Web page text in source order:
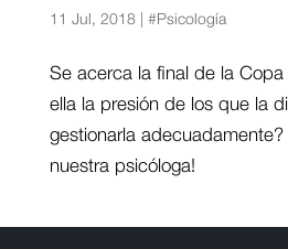
11 Jul, 2018| #Psicología
Se acerca la final de la
ella la presión de los que la
gestionarla adecuadamente?
nuestra psicóloga!